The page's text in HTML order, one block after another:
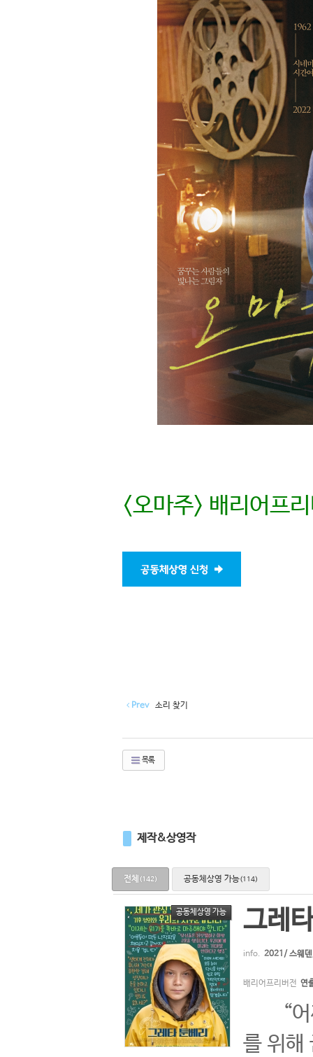
<오마주> 배리어프
Prev 소리 찾기
목록
제작&상영작
전체 (142) 공동체상영 가능(114)
공동체상영 가능 그레
info. 2021/ 스웨덴
배리어프리버전 연
“어째
를 위해